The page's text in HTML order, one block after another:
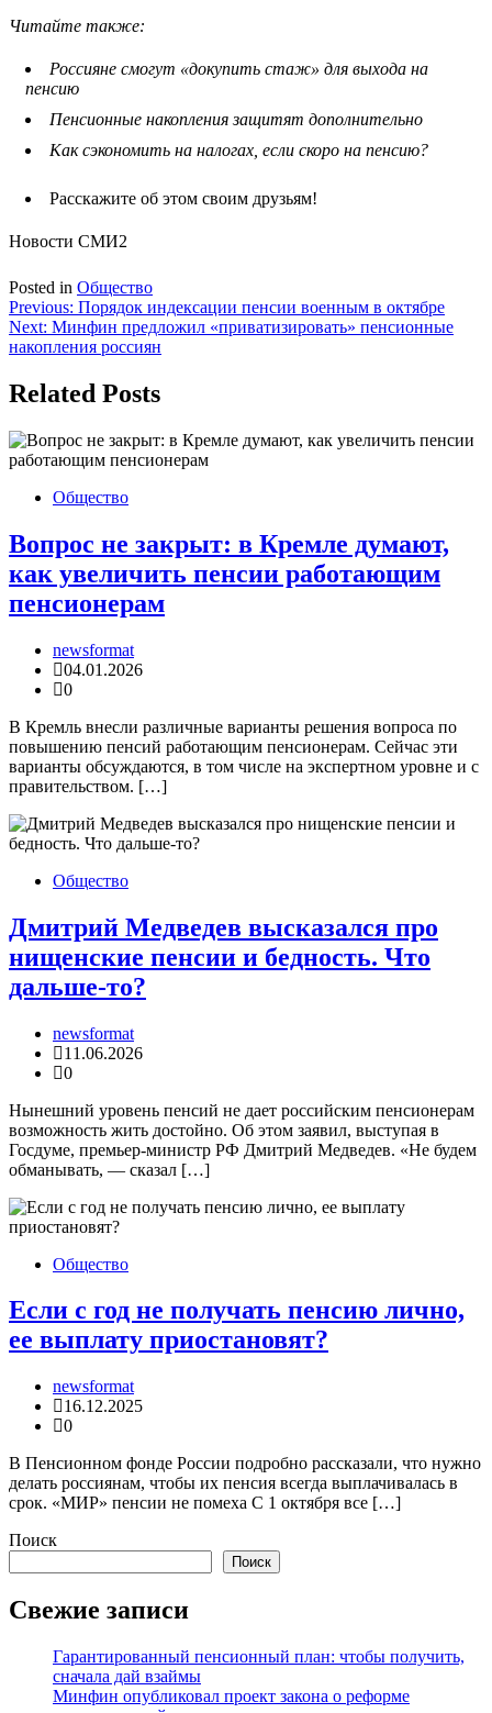
Читайте также:
Россияне смогут «докупить стаж» для выхода на
пенсию
Пенсионные накопления защитят дополнительно
Как сэкономить на налогах, если скоро на пенсию?
Расскажите об этом своим друзьям!
Новости СМИ2
Posted in Общество
Навигация
по
Previous: Порядок индексации пенсии военным в октябре
Next: Минфин предложил «приватизировать» пенсионные
накопления россиян
Related Posts
Общество
Вопрос не закрыт: в Кремле думают,
как увеличить пенсии работающим
пенсионерам
newsformat
04.01.2026
0
В Кремль внесли различные варианты решения вопроса по
повышению пенсий работающим пенсионерам. Сейчас эти
варианты обсуждаются, в том числе на экспертном уровне и с
правительством. […]
Общество
Дмитрий Медведев высказался про
нищенские пенсии и бедность. Что
дальше-то?
newsformat
11.06.2026
0
Нынешний уровень пенсий не дает российским пенсионерам
возможность жить достойно. Об этом заявил, выступая в
Госдуме, премьер-министр РФ Дмитрий Медведев. «Не будем
обманывать, — сказал […]
Общество
Если с год не получать пенсию лично,
ее выплату приостановят?
newsformat
16.12.2025
0
В Пенсионном фонде России подробно рассказали, что нужно
делать россиянам, чтобы их пенсия всегда выплачивалась в
срок. «МИР» пенсии не помеха С 1 октября все […]
Поиск
Поиск
Свежие записи
Гарантированный пенсионный план: чтобы получить,
сначала дай взаймы
Минфин опубликовал проект закона о реформе